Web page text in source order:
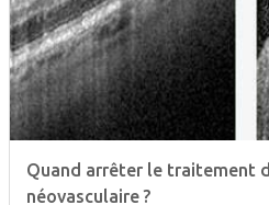
Quand arrêter le traitement
néovasculaire ?